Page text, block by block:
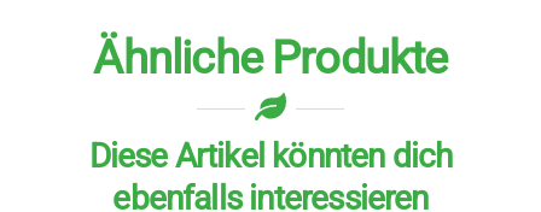
Ähnliche Produkte
Diese Artikel könnten dich
ebenfalls interessieren